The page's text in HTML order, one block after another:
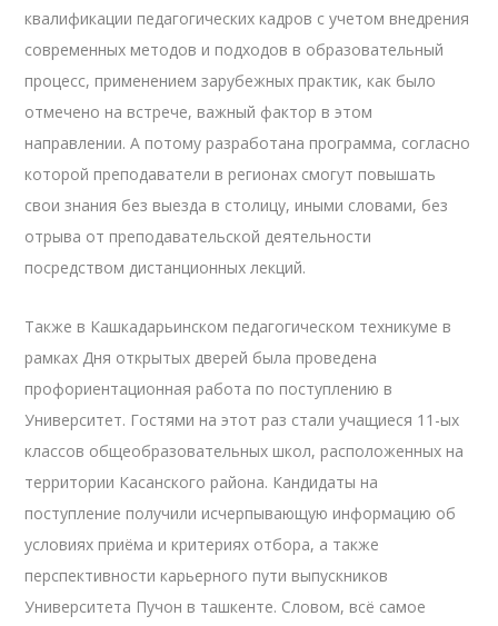
квалификации педагогических кадров с учетом внедрения
современных методов и подходов в образовательный
процесс, применением зарубежных практик, как было
отмечено на встрече, важный фактор в этом
направлении. А потому разработана программа, согласно
которой преподаватели в регионах смогут повышать
свои знания без выезда в столицу, иными словами, без
отрыва от преподавательской деятельности
посредством дистанционных лекций.
Также в Кашкадарьинском педагогическом техникуме в
рамках Дня открытых дверей была проведена
профориентационная работа по поступлению в
Университет. Гостями на этот раз стали учащиеся 11-ых
классов общеобразовательных школ, расположенных на
территории Касанского района. Кандидаты на
поступление получили исчерпывающую информацию об
условиях приёма и критериях отбора, а также
перспективности карьерного пути выпускников
Университета Пучон в ташкенте. Словом, всё самое